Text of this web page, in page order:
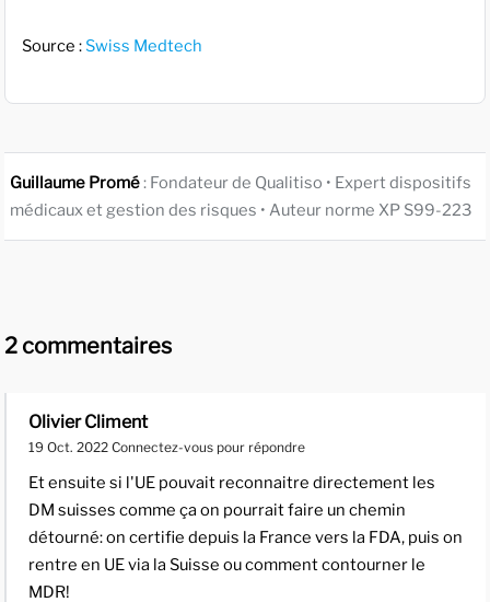
Source :Swiss Medtech
Guillaume Promé: Fondateur de Qualitiso • Expert dispositifs
médicaux et gestion des risques • Auteur norme XP S99-223
2 commentaires
Olivier Climent
19 Oct. 2022 Connectez-vous pour répondre
Et ensuite si l'UE pouvait reconnaitre directement les
DM suisses comme ça on pourrait faire un chemin
détourné: on certifie depuis la France vers la FDA, puis on
rentre en UE via la Suisse ou comment contourner le
MDR!